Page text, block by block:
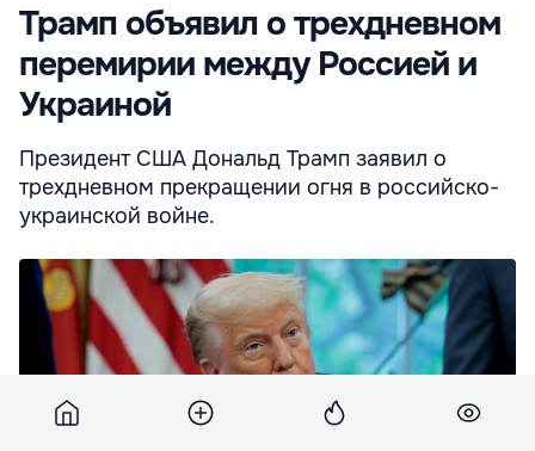
Трамп объявил о трехдневном
перемирии между Россией и
Украиной
Президент США Дональд Трамп заявил о
трехдневном прекращении огня в российско-
украинской войне.